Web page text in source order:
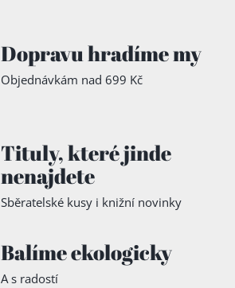
Dopravu hradíme my
Objednávkám nad 699 Kč
Tituly,které jinde
nenajdete
Sběratelské kusy i knižní novinky
Balíme ekologicky
A s radostí